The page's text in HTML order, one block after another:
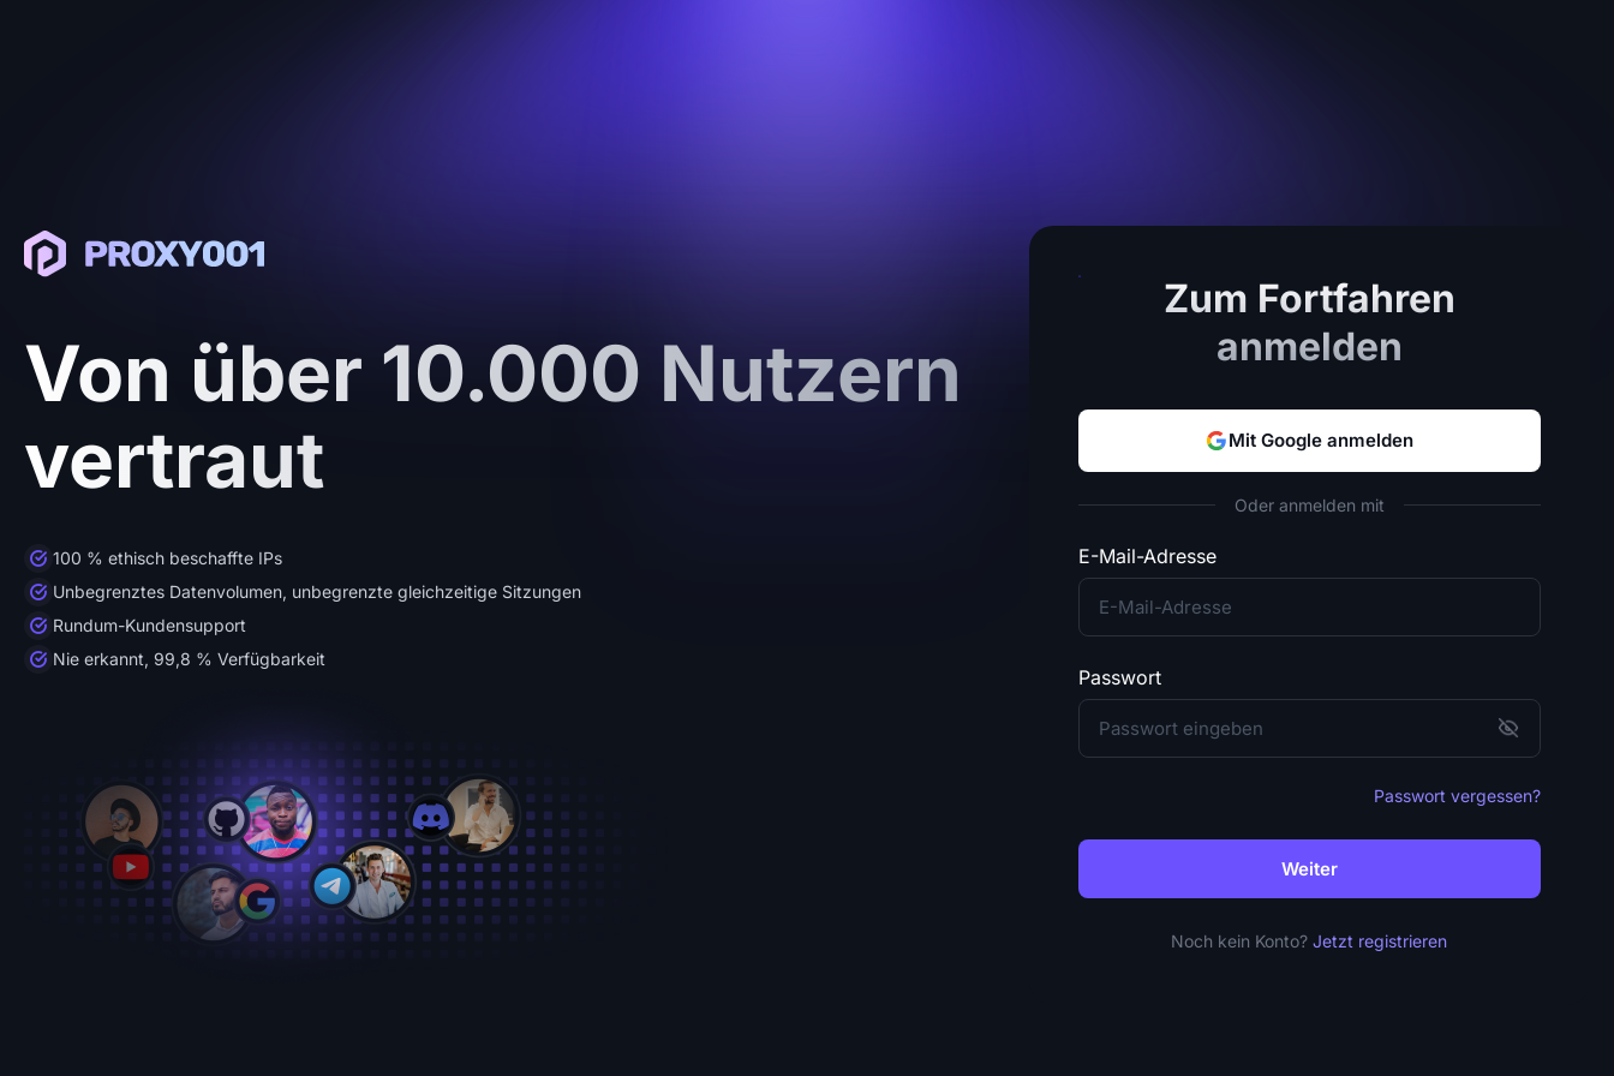
Von über 10.000 Nutzern
vertraut
100 % ethisch beschaffte IPs
Unbegrenztes Datenvolumen, unbegrenzte gleichzeitige Sitzungen
Rundum-Kundensupport
Nie erkannt, 99,8 % Verfügbarkeit
Zum Fortfahren
anmelden
Mit Google anmelden
Oder anmelden mit
E-Mail-Adresse
Passwort
Passwort vergessen?
Weiter
Noch kein Konto?Jetzt registrieren